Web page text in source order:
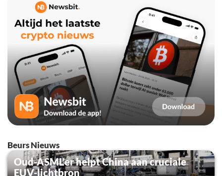
Beurs Nieuws
Oud-ASML’er helpt China aan cruciale
EUV-lichtbron